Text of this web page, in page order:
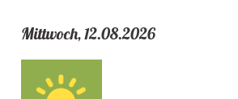
Mittwoch, 12.08.2026